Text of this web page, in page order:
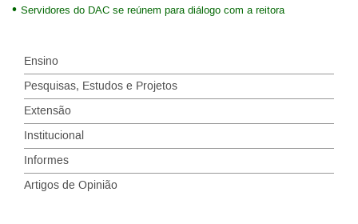
Servidores do DAC se reúnem para diálogo com a reitora
Ensino
Pesquisas, Estudos e Projetos
Extensão
Institucional
Informes
Artigos de Opinião